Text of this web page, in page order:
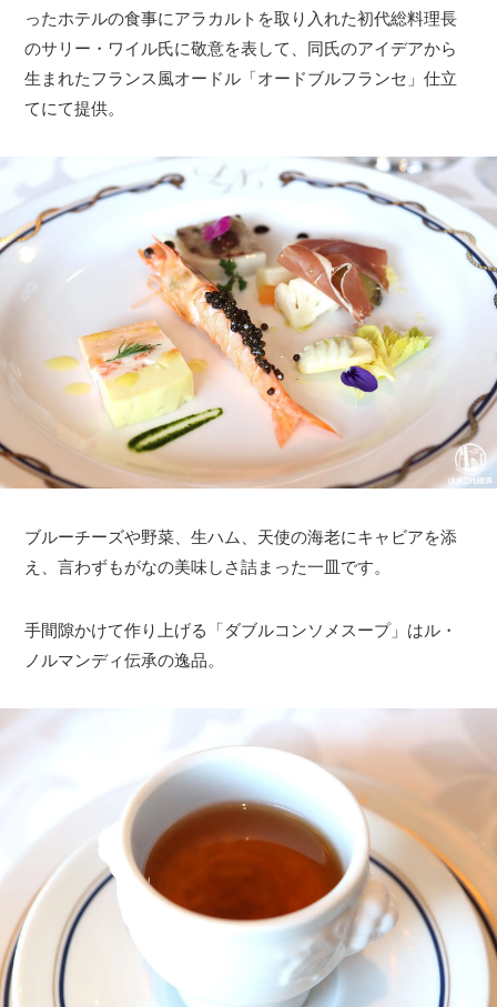
ったホテルの食事にアラカルトを取り入れた初代総料理長
のサリー・ワイル氏に敬意を表して、同氏のアイデアから
生まれたフランス風オードル「オードブルフランセ」仕立
てにて提供。
ブルーチーズや野菜、生ハム、天使の海老にキャビアを添
え、言わずもがなの美味しさ詰まった一皿です。
手間隙かけて作り上げる「ダブルコンソメスープ」はル・
ノルマンディ伝承の逸品。